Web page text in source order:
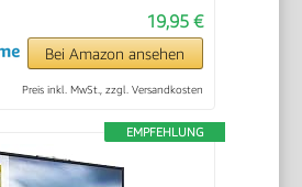
19,95 €
Bei Amazon ansehen
Preis inkl. MwSt., zzgl. Versandkosten
EMPFEHLUNG